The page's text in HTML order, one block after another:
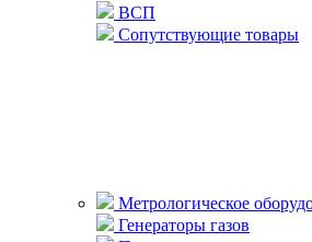
ВСП
Сопутствующие товары
Метрологическое
Генераторы газов